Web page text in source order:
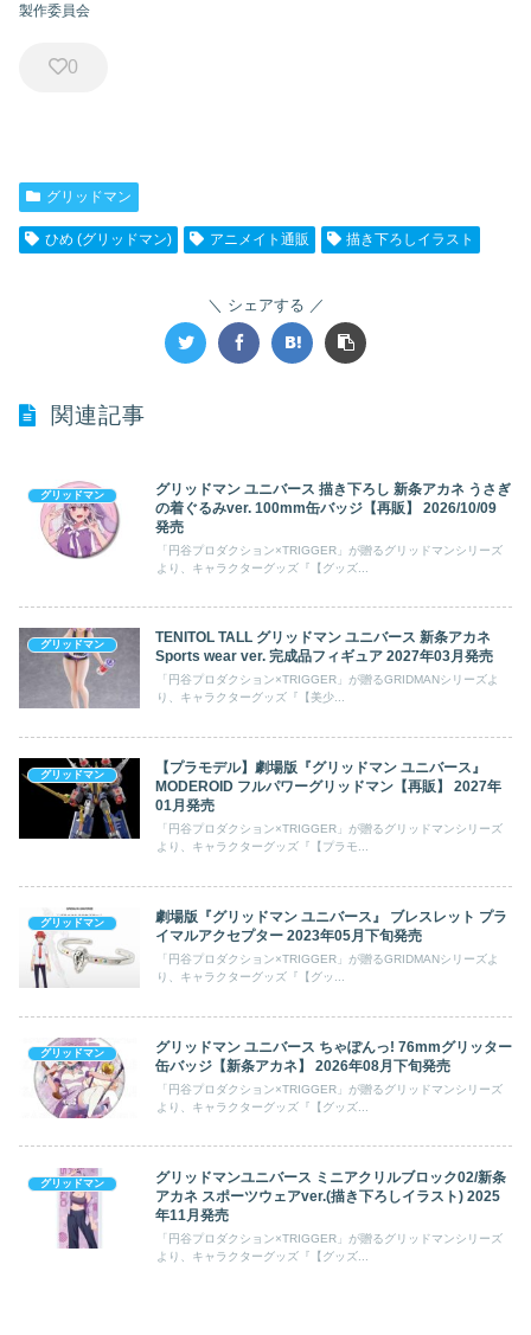
製作委員会
0
グリッドマン
ひめ (グリッドマン) アニメイト通販 描き下ろしイラスト
シェアする
関連記事
グリッドマン
グリッドマン ユニバース 描き下ろし 新条アカネ うさぎ
の着ぐるみver. 100mm缶バッジ【再販】 2026/10/09
発売
「円谷プロダクション×TRIGGER」が贈るグリッドマンシリーズ
より、キャラクターグッズ『【グッズ...
グリッドマン
TENITOL TALL グリッドマン ユニバース 新条アカネ
Sports wear ver. 完成品フィギュア 2027年03月発売
「円谷プロダクション×TRIGGER」が贈るGRIDMANシリーズよ
り、キャラクターグッズ『【美少...
グリッドマン
【プラモデル】劇場版『グリッドマン ユニバース』
MODEROID フルパワーグリッドマン【再販】 2027年
01月発売
「円谷プロダクション×TRIGGER」が贈るグリッドマンシリーズ
より、キャラクターグッズ『【プラモ...
グリッドマン
劇場版『グリッドマン ユニバース』 ブレスレット プラ
イマルアクセプター 2023年05月下旬発売
「円谷プロダクション×TRIGGER」が贈るGRIDMANシリーズよ
り、キャラクターグッズ『【グッ...
グリッドマン
グリッドマン ユニバース ちゃぽんっ! 76mmグリッター
缶バッジ【新条アカネ】 2026年08月下旬発売
「円谷プロダクション×TRIGGER」が贈るグリッドマンシリーズ
より、キャラクターグッズ『【グッズ...
グリッドマン
グリッドマンユニバース ミニアクリルブロック02/新条
アカネ スポーツウェアver.(描き下ろしイラスト) 2025
年11月発売
「円谷プロダクション×TRIGGER」が贈るグリッドマンシリーズ
より、キャラクターグッズ『【グッズ...